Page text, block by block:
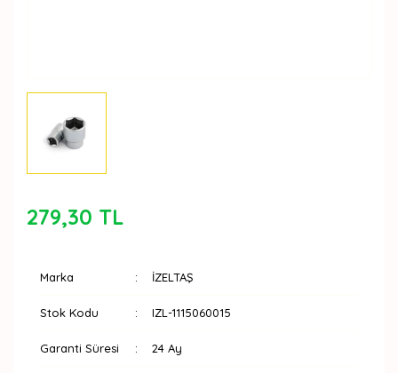
279,30 TL
Marka İZELTAŞ
Stok Kodu IZL-1115060015
Garanti Süresi 24 Ay